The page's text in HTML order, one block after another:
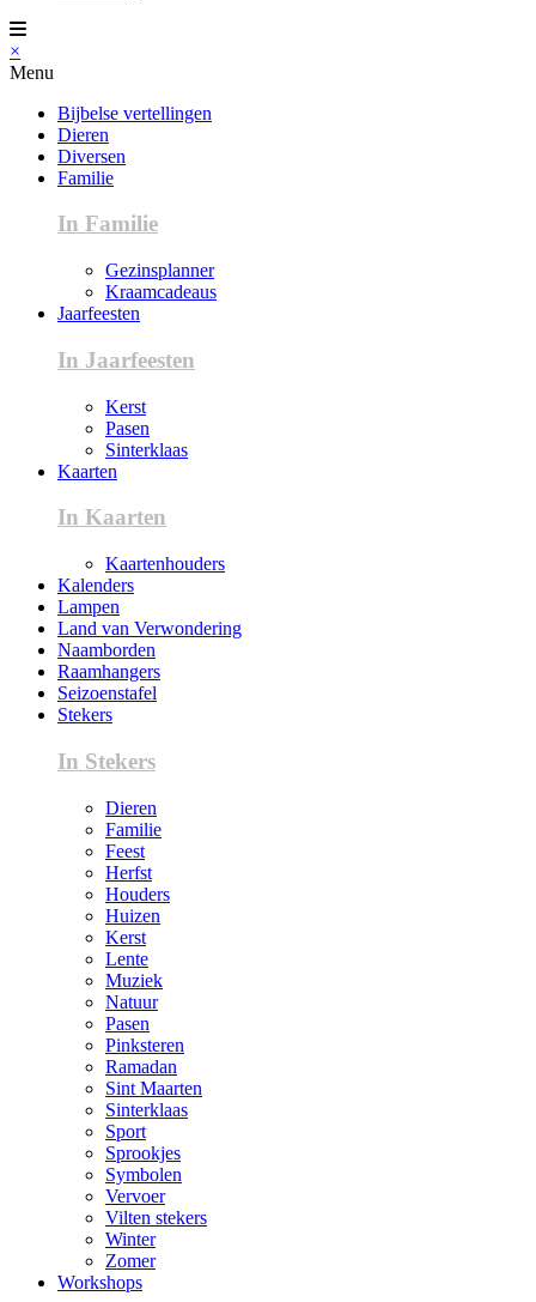
×
Menu
Bijbelse vertellingen
Dieren
Diversen
Familie
In Familie
Gezinsplanner
Kraamcadeaus
Jaarfeesten
In Jaarfeesten
Kerst
Pasen
Sinterklaas
Kaarten
In Kaarten
Kaartenhouders
Kalenders
Lampen
Land van Verwondering
Naamborden
Raamhangers
Seizoenstafel
Stekers
In Stekers
Dieren
Familie
Feest
Herfst
Houders
Huizen
Kerst
Lente
Muziek
Natuur
Pasen
Pinksteren
Ramadan
Sint Maarten
Sinterklaas
Sport
Sprookjes
Symbolen
Vervoer
Vilten stekers
Winter
Zomer
Workshops